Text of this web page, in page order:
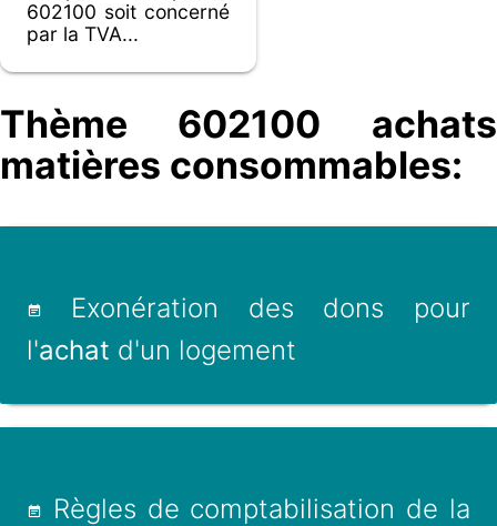
602100 soit concerné
par la TVA...
Thème 602100 achats
matières consommables:
Exonération des dons pour
l'achat d'un logement
Règles de comptabilisation de la